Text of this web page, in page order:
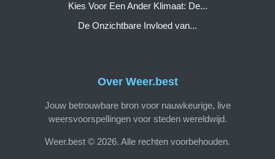
Over Weer.best
Jouw betrouwbare bron voor nauwkeurige, live
weersvoorspellingen voor steden wereldwijd.
Weer.best © 2026. Alle rechten voorbehouden.
Kies Voor Een Ander Klimaat: De...
De Onzichtbare Invloed van...